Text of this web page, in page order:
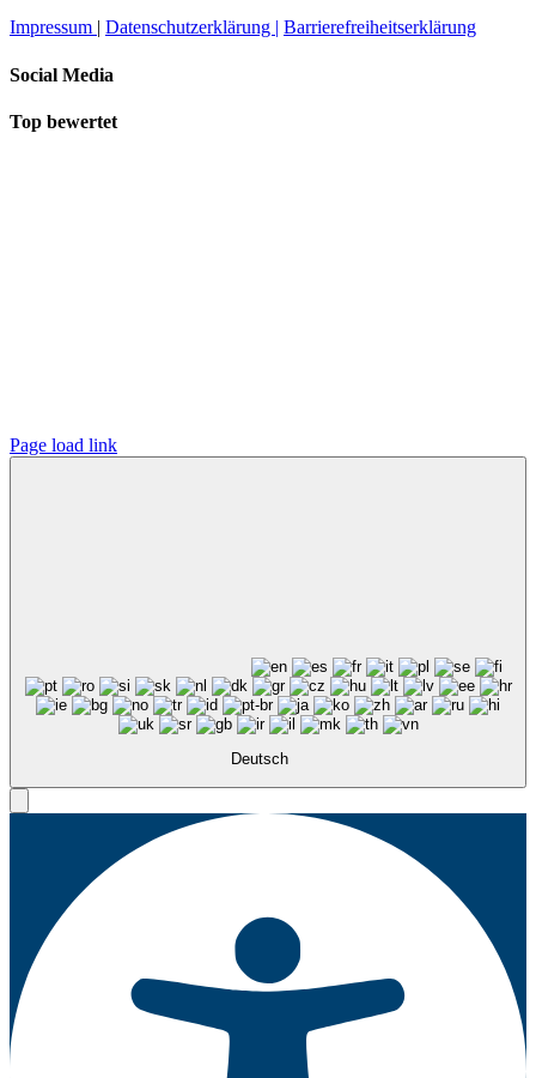
Impressum | Datenschutzerklärung | Barrierefreiheitserklärung
Social Media
Top bewertet
Page load link
Deutsch